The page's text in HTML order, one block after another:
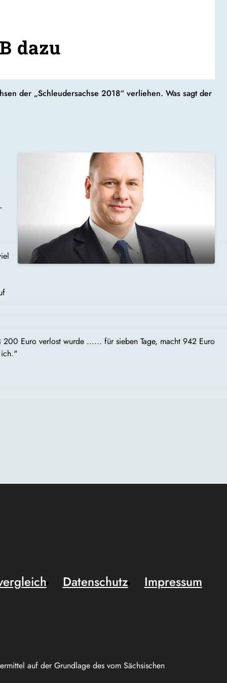
dazu
der „Schleudersachse 2018“ verliehen. Was sagt der
Euro verlost wurde ...... für sieben Tage, macht 942 Euro
ich."
auf der Grundlage des vom Sächsischen
Datenschutz
Impressum